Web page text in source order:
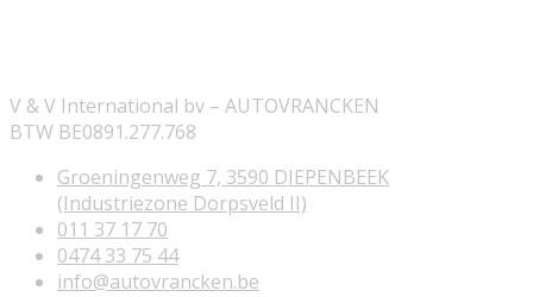
V & V International bv – AUTOVRANCKEN
BTW BE0891.277.768
Groeningenweg 7, 3590 DIEPENBEEK
(Industriezone Dorpsveld II)
011 37 17 70
0474 33 75 44
info@autovrancken.be